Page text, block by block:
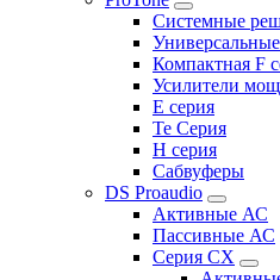
Системные
Компактная F
Усилители
E серия
Te Серия
H серия
Сабвуферы
DS Proaudio
Активные АС
Пассивные АС
Серия CX